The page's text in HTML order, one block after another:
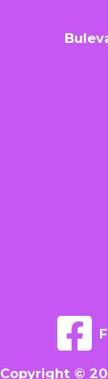
Copyright ©